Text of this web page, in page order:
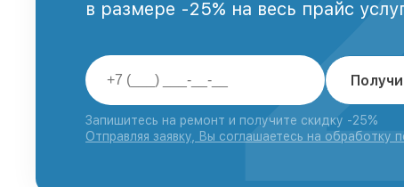
в размере -25% на весь прайс
Запишитесь на ремонт и получите скидку -25%
Отправляя заявку, Вы соглашаетесь на обработку